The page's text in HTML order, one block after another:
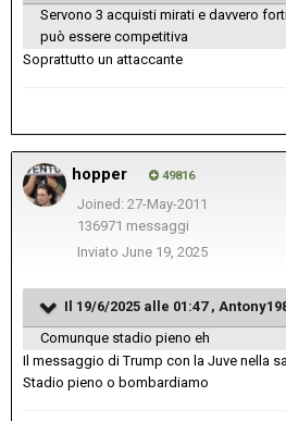
Servono 3 acquisti mirati e davvero
può essere competitiva
Soprattutto un attaccante
hopper 49816
Joined: 27-May-2011
136971 messaggi
Inviato June 19, 2025
Il 19/6/2025 alle 01:47 ,
Comunque stadio pieno eh
Il messaggio di Trump con la Juve nella
Stadio pieno o bombardiamo